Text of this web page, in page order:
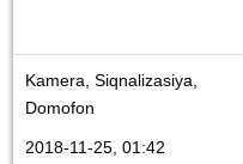
Kamera, Siqnalizasiya,
Domofon
2018-11-25, 01:42